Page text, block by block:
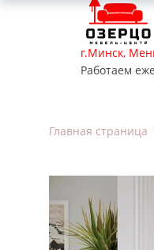
г.Минск,
Работаем
Главная страница